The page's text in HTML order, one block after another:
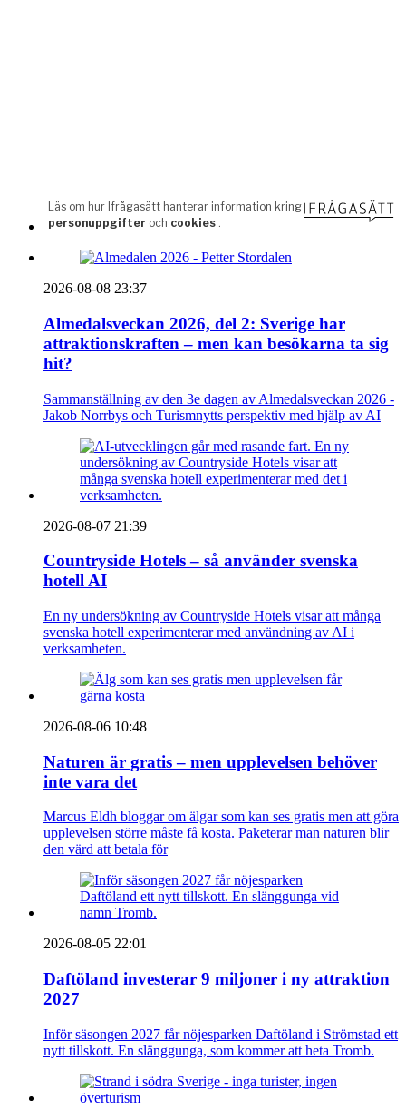
2026-08-08 23:37
Almedalsveckan 2026, del 2: Sverige har
attraktionskraften – men kan besökarna ta sig
hit?
Sammanställning av den 3e dagen av Almedalsveckan 2026 -
Jakob Norrbys och Turismnytts perspektiv med hjälp av AI
2026-08-07 21:39
Countryside Hotels – så använder svenska
hotell AI
En ny undersökning av Countryside Hotels visar att många
svenska hotell experimenterar med användning av AI i
verksamheten.
2026-08-06 10:48
Naturen är gratis – men upplevelsen behöver
inte vara det
Marcus Eldh bloggar om älgar som kan ses gratis men att göra
upplevelsen större måste få kosta. Paketerar man naturen blir
den värd att betala för
2026-08-05 22:01
Daftöland investerar 9 miljoner i ny attraktion
2027
Inför säsongen 2027 får nöjesparken Daftöland i Strömstad ett
nytt tillskott. En slänggunga, som kommer att heta Tromb.